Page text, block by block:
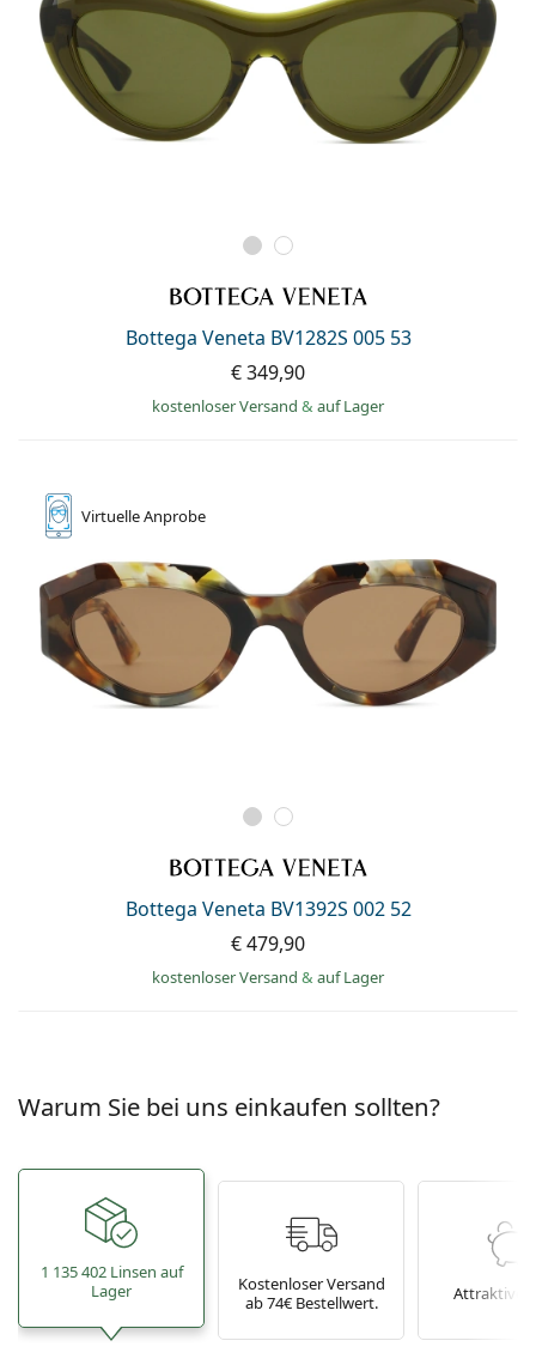
Bottega Veneta BV1282S 005 53
€ 349,90
kostenloser Versand & auf Lager
VirtuelleAnprobe
Bottega Veneta BV1392S 002 52
€ 479,90
kostenloser Versand & auf Lager
Warum Sie bei uns einkaufen sollten?
1 135 402 Linsen auf
Lager
Kostenloser Versand
ab 74€ Bestellwert.
Attraktive